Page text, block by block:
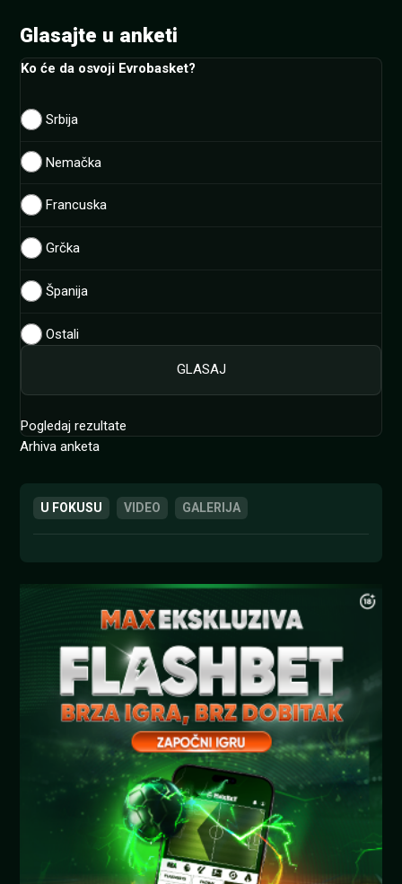
Glasajte u anketi
Ko će da osvoji Evrobasket?
Srbija
Nemačka
Francuska
Grčka
Španija
Ostali
Pogledaj rezultate
Arhiva anketa
U FOKUSU VIDEO GALERIJA